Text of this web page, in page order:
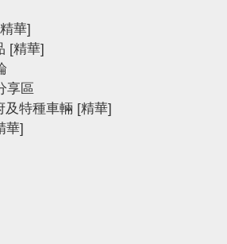
華]
[精華]
享區
及特種車輛 [精華]
華]